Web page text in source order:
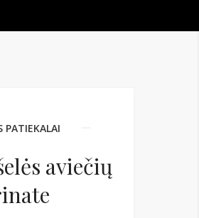
PATIEKALAI
aviečių